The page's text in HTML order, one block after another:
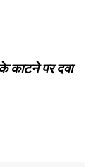
काटने पर दवा